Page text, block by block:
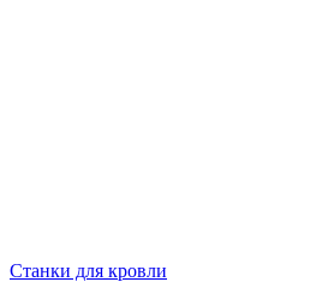
Станки для кровли